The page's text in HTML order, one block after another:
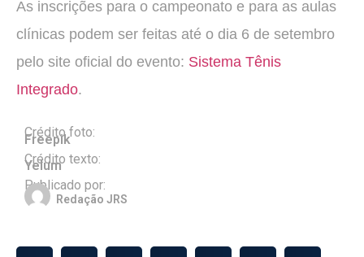
As inscrições para o campeonato e para as aulas
clínicas podem ser feitas até o dia 6 de setembro
pelo site oficial do evento: Sistema Tênis
Integrado.
Crédito foto:
Freepik
Crédito texto:
Yelum
Publicado por:
Redação JRS